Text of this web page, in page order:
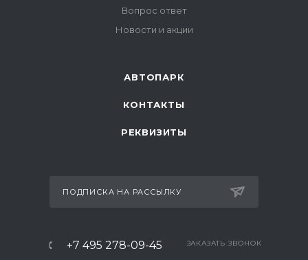
Вопрос ответ
Новости и акции
АВТОПАРК
КОНТАКТЫ
РЕКВИЗИТЫ
ПОДПИСКА НА РАССЫЛКУ
+7 495 278-09-45 ЗАКАЗАТЬ ЗВОНОК